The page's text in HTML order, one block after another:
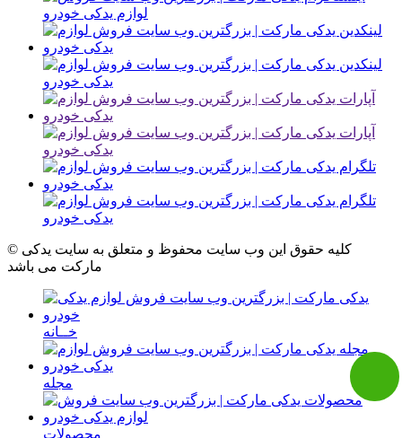
© کلیه حقوق این وب سایت محفوظ و متعلق به سایت یدکی
مارکت می باشد
خــانه
مجله
محصولات